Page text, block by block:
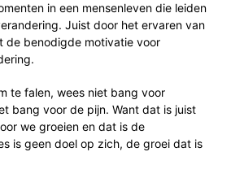
in een mensenleven die leiden
Juist door het ervaren van
de benodigde motivatie voor
te falen, wees niet bang voor
bang voor de pijn. Want dat is juist
we groeien en dat is de
is geen doel op zich, de groei dat is